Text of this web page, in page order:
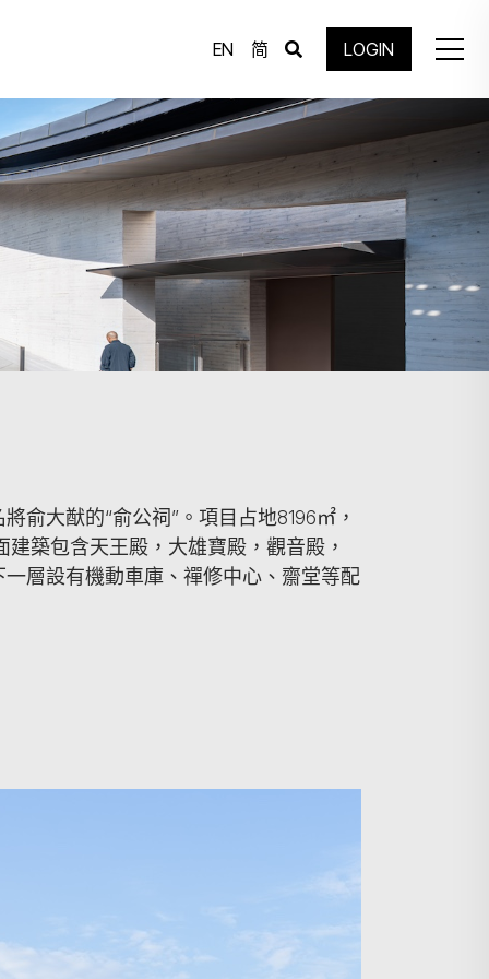
EN 简 LOGIN
俞大猷的“俞公祠”。項目占地8196㎡，
築包含天王殿，大雄寶殿，觀音殿，
層設有機動車庫、禪修中心、齋堂等配